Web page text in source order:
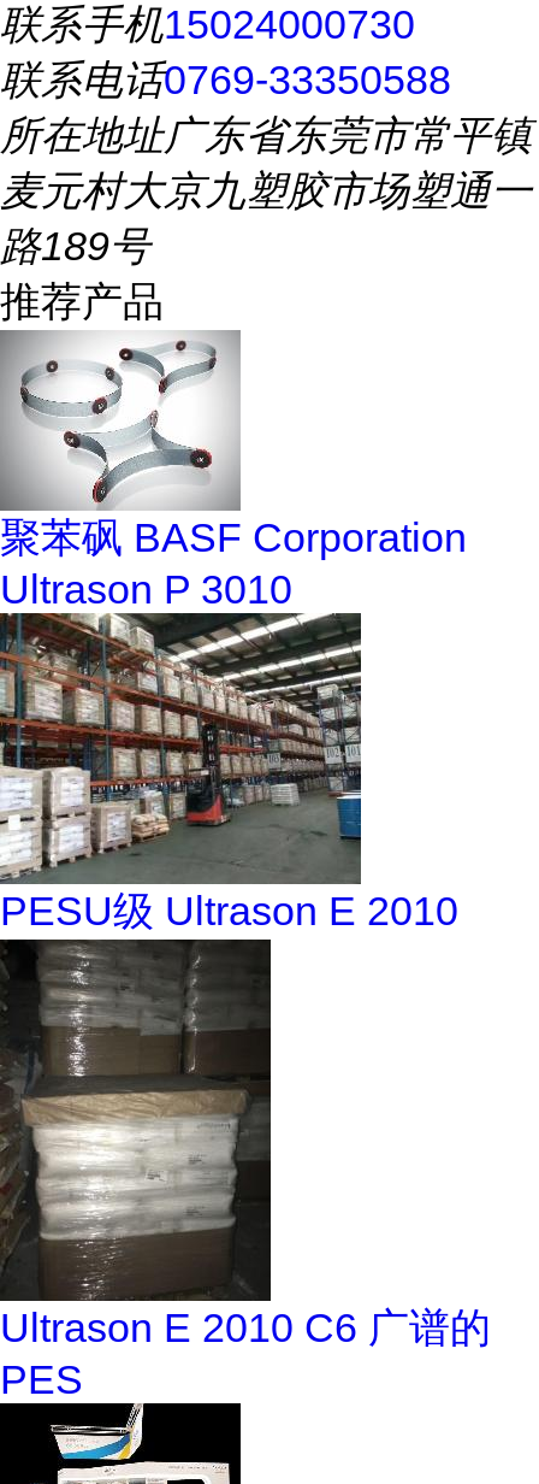
联系手机15024000730
联系电话0769-33350588
所在地址广东省东莞市常平镇
麦元村大京九塑胶市场塑通一
路189号
推荐产品
聚苯砜 BASF Corporation
Ultrason P 3010
PESU级 Ultrason E 2010
Ultrason E 2010 C6 广谱的
PES